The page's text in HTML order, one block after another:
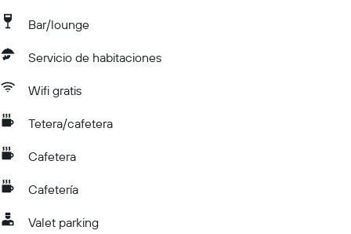
Bar/lounge
Servicio de habitaciones
Wifi gratis
Tetera/cafetera
Cafetera
Cafetería
Valet parking